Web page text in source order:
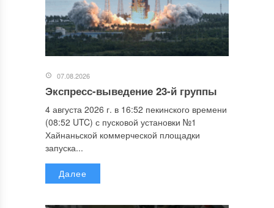
07.08.2026
Экспресс-выведение 23-й группы
4 августа 2026 г. в 16:52 пекинского времени
(08:52 UTC) с пусковой установки №1
Хайнаньской коммерческой площадки
запуска...
Далее